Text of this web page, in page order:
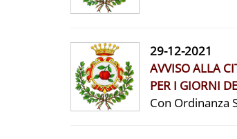
29-12-2021
AVVISO ALLA
PER I GIORNI
Con Ordinanza